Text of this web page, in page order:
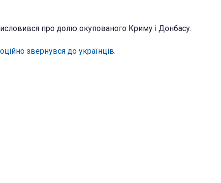
про долю окупованого Криму і Донбасу.
звернувся до українців.